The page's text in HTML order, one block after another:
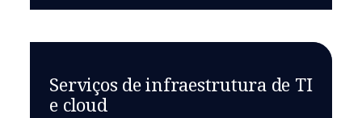
Serviços de infraestrutura de TI
e cloud